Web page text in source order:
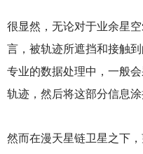
很显然，无论对于业余星
言，被轨迹所遮挡和接触
专业的数据处理中，一般
轨迹，然后将这部分信息涂
然而在漫天星链卫星之下